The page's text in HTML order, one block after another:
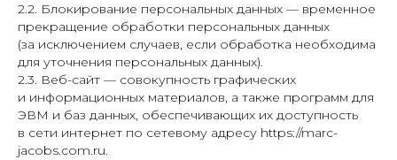
2.2. Блокирование персональных данных — временное
прекращение обработки персональных данных
(за исключением случаев, если обработка необходима
для уточнения персональных данных).
2.3. Веб-сайт — совокупность графических
и информационных материалов, а также программ для
ЭВМ и баз данных, обеспечивающих их доступность
в сети интернет по сетевому адресу https://marc-
jacobs.com.ru.